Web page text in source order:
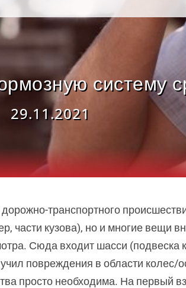
систему
29.11.2021
транспортного
части кузова), но и многие вещи
Сюда входит шасси (подвеска
повреждения в области колес/
просто необходима. На первый